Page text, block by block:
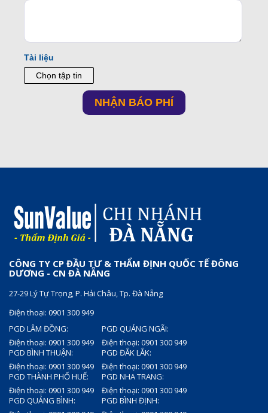
CÔNG TY CP ĐẦU TƯ & THẨM ĐỊNH QUỐC TẾ ĐÔNG
DƯƠNG - CN ĐÀ NẴNG
27-29 Lý Tự Trọng, P. Hải Châu, Tp. Đà Nẵng
Điện thoại: 0901 300 949
PGD LÂM ĐỒNG:
Điện thoại: 0901 300 949
PGD QUẢNG NGÃI:
Điện thoại: 0901 300 949
PGD BÌNH THUẬN:
Điện thoại: 0901 300 949
PGD ĐẮK LẮK:
Điện thoại: 0901 300 949
PGD THÀNH PHỐ HUẾ:
Điện thoại: 0901 300 949
PGD NHA TRANG:
Điện thoại: 0901 300 949
PGD QUẢNG BÌNH:
PGD BÌNH ĐỊNH: